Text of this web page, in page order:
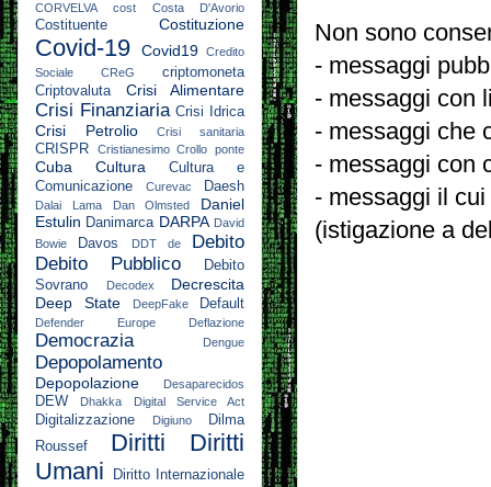
Non sono
- messaggi
- messaggi con
- messaggi che
- messaggi con
- messaggi il
(istigazione a
CORVELVA
cost Costa D'Avorio
Costituente Costituzione
Covid-19 Covid19
Credito
Sociale
CReG
criptomoneta
Criptovaluta
Crisi Alimentare
Crisi Finanziaria Crisi Idrica
Crisi Petrolio Crisi sanitaria
CRISPR Cristianesimo Crollo ponte
Cuba Cultura
Cultura e
Comunicazione
Curevac Daesh
Dalai Lama Dan Olmsted
Daniel
Estulin Danimarca DARPA David
Bowie
Davos DDT de
Debito
Debito Pubblico
Debito
Sovrano
Decodex
Decrescita
Deep State
DeepFake Default
Defender Europe Deflazione
Democrazia Dengue
Depopolamento
Depopolazione Desaparecidos
DEW Dhakka Digital Service Act
Digitalizzazione Digiuno
Dilma
Roussef
Diritti
Diritti
Umani
Diritto Internazionale